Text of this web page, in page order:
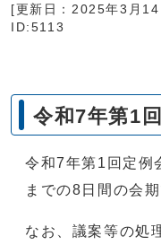
[更新日： 2025年3月14
ID:5113
令和7年第1
令和7年第1回定例
までの8日間の会
なお、議案等の処